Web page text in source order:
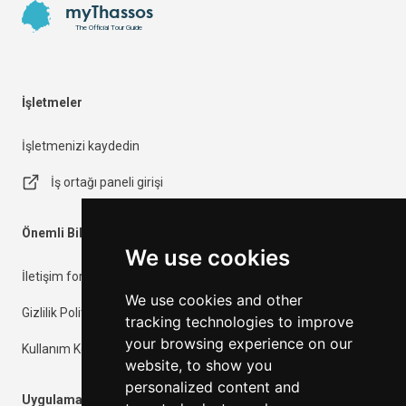
We use cookies
We use cookies and other
tracking technologies to improve
your browsing experience on our
website, to show you
personalized content and
myThassos
The Official Tour Guide
İşletmeler
İşletmenizi kaydedin
İş ortağı paneli girişi
Önemli Bilgiler
İletişim formu
Gizlilik Politikası
Kullanım Koşulları
Uygulamalar